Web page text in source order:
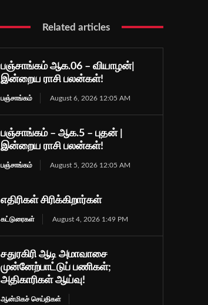
Related articles
பஞ்சாங்கம் ஆக.06 – வியாழன்|
இன்றைய ராசி பலன்கள்!
பஞ்சாங்கம் August 6, 2026 12:05 AM
பஞ்சாங்கம் – ஆக.5 – புதன் |
இன்றைய ராசி பலன்கள்!
பஞ்சாங்கம் August 5, 2026 12:05 AM
எதிரிகள் சிரிக்கிறார்கள்
கட்டுரைகள் August 4, 2026 1:49 PM
சதுரகிரி ஆடி அமாவாசை
முன்னேற்பாட்டுப் பணிகள்;
அதிகாரிகள் ஆய்வு!
ஆன்மிகச் செய்திகள்